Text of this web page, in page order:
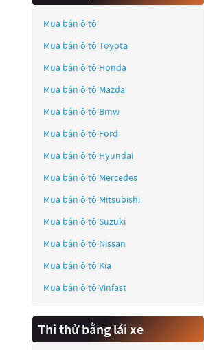
Mua bán ô tô
Mua bán ô tô Toyota
Mua bán ô tô Honda
Mua bán ô tô Mazda
Mua bán ô tô Bmw
Mua bán ô tô Ford
Mua bán ô tô Hyundai
Mua bán ô tô Mercedes
Mua bán ô tô Mitsubishi
Mua bán ô tô Suzuki
Mua bán ô tô Nissan
Mua bán ô tô Kia
Mua bán ô tô Vinfast
Thi thử bằng lái xe